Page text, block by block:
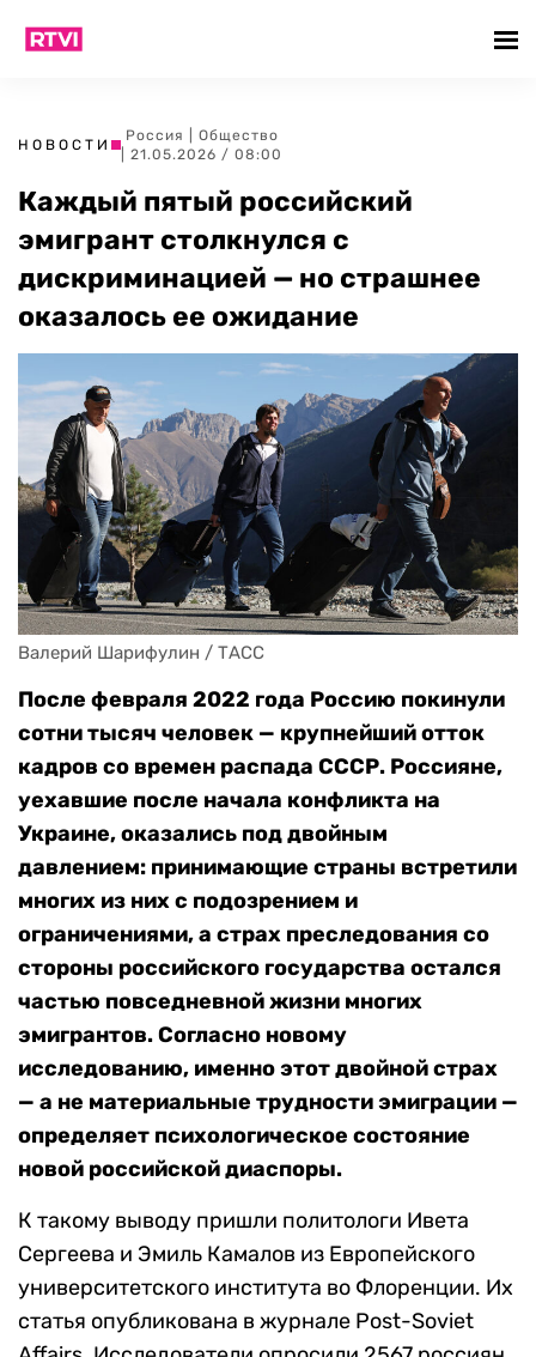
НОВОСТИ
Россия
Общество
| 21.05.2026 / 08:00
Каждый пятый российский
эмигрант столкнулся с
дискриминацией — но страшнее
оказалось ее ожидание
Валерий Шарифулин / ТАСС
После февраля 2022 года Россию покинули
сотни тысяч человек — крупнейший отток
кадров со времен распада СССР. Россияне,
уехавшие после начала конфликта на
Украине, оказались под двойным
давлением: принимающие страны встретили
многих из них с подозрением и
ограничениями, а страх преследования со
стороны российского государства остался
частью повседневной жизни многих
эмигрантов. Согласно новому
исследованию, именно этот двойной страх
— а не материальные трудности эмиграции —
определяет психологическое состояние
новой российской диаспоры.
К такому выводу пришли политологи Ивета
Сергеева и Эмиль Камалов из Европейского
университетского института во Флоренции. Их
статья опубликована в журнале Post-Soviet